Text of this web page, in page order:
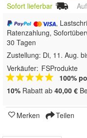
Sofort lieferbar
,
Ratenzahlung,
30 Tagen
Zustellung: Di, 11. Aug.
Verkäufer: FSProdukte
100%
10% Rabatt ab 40,00 €
Merken Teilen